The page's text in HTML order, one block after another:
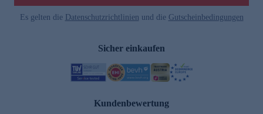
Es gelten die Datenschutzrichtlinien und die Gutscheinbedingungen
Sicher einkaufen
Kundenbewertung